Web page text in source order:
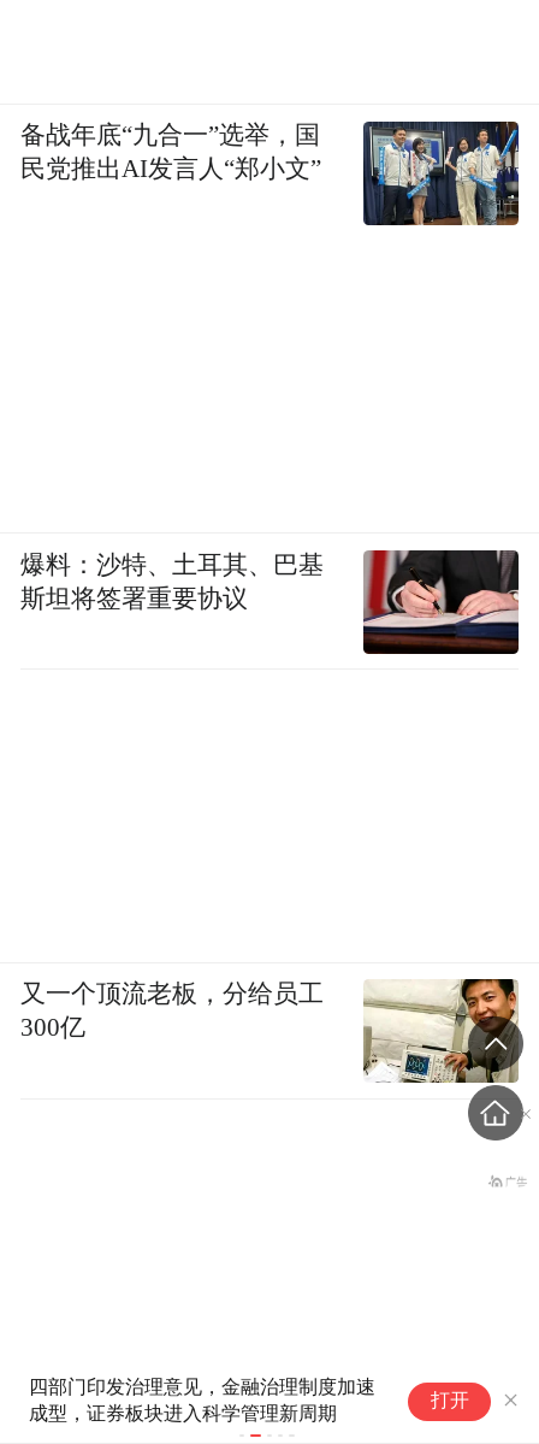
制度加速
周期
救火的先炸了！网红灭火器没过
保质期也自爆 快看你车里有没
有
打开
备战年底“九合一”选举，国
民党推出AI发言人“郑小文”
爆料：沙特、土耳其、巴基
斯坦将签署重要协议
又一个顶流老板，分给员工
300亿
中国最大的“环”，要来了